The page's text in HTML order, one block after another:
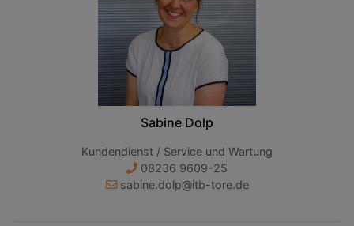
Sabine Dolp
Kundendienst / Service und Wartung
08236 9609-25
sabine.dolp@itb-tore.de